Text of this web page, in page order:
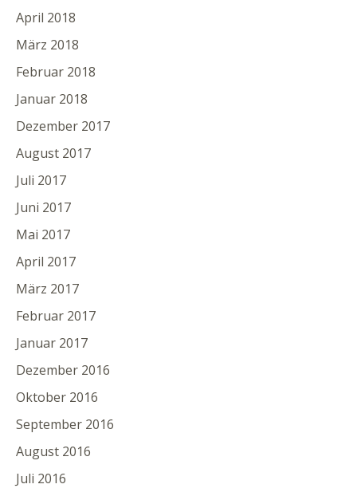
April 2018
März 2018
Februar 2018
Januar 2018
Dezember 2017
August 2017
Juli 2017
Juni 2017
Mai 2017
April 2017
März 2017
Februar 2017
Januar 2017
Dezember 2016
Oktober 2016
September 2016
August 2016
Juli 2016